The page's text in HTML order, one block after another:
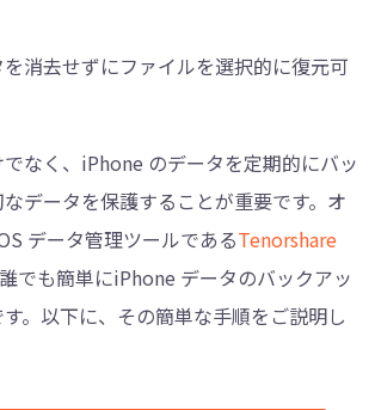
消去せずにファイルを選択的に復元可
なく、iPhone のデータを定期的にバッ
データを保護することが重要です。オ
データ管理ツールであるTenorshare
でも簡単にiPhone データのバックアッ
。以下に、その簡単な手順をご説明し